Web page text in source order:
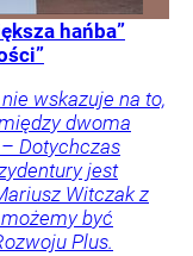
hańba”
wskazuje na to,
dwoma
Dotychczas
jest
Witczak z
być
Plus.